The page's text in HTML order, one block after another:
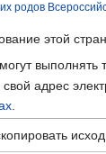
родов
этой
выполнять
адрес